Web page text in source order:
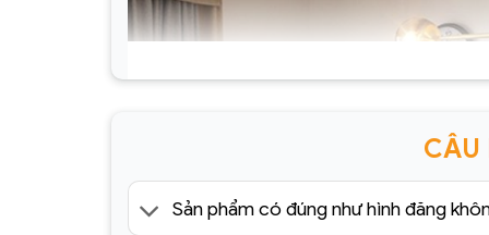
CÂU
Sản phẩm có đúng như hình đăng